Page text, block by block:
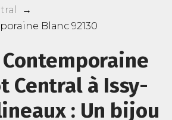
→
Blanc 92130
Central à Issy-
: Un bijou